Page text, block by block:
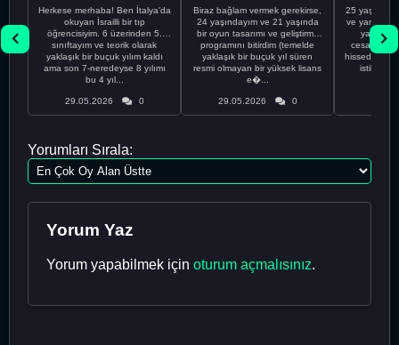
Herkese merhaba! Ben İtalya'da
okuyan İsrailli bir tıp
öğrencisiyim. 6 üzerinden 5.
sınıftayım ve teorik olarak
yaklaşık bir buçuk yılım kaldı
ama son 7-neredeyse 8 yılımı
bu 4 yıl...
29.05.2026 0
Biraz bağlam vermek gerekirse,
24 yaşındayım ve 21 yaşında
bir oyun tasarımı ve geliştirme
programını bitirdim (temelde
yaklaşık bir buçuk yıl süren
resmi olmayan bir yüksek lisans
e�...
29.05.2026 0
25
ve yanlış
cesaretimin
Yorumları Sırala:
Yorum Yaz
Yorum yapabilmek için oturum açmalısınız.